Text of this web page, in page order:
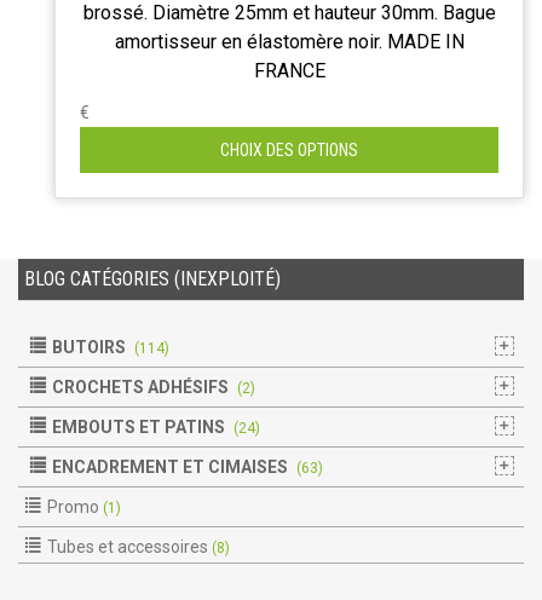
brossé. Diamètre 25mm et hauteur 30mm. Bague
amortisseur en élastomère noir. MADE IN
FRANCE
€
CHOIX DES OPTIONS
BLOG CATÉGORIES (INEXPLOITÉ)
BUTOIRS (114)
CROCHETS ADHÉSIFS (2)
EMBOUTS ET PATINS (24)
ENCADREMENT ET CIMAISES (63)
Promo (1)
Tubes et accessoires (8)